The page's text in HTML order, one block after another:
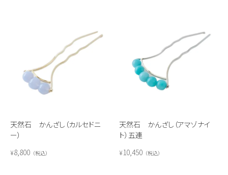
天然石 かんざし（カルセドニ
ー）
¥8,800 税込
天然石 かんざし（アマゾナイ
ト）五連
¥10,450 税込